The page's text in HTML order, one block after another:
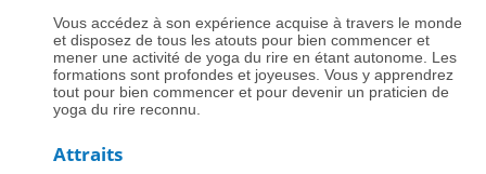
Vous accédez à son expérience acquise à travers le monde
et disposez de tous les atouts pour bien commencer et
mener une activité de yoga du rire en étant autonome. Les
formations sont profondes et joyeuses. Vous y apprendrez
tout pour bien commencer et pour devenir un praticien de
yoga du rire reconnu.
Attraits